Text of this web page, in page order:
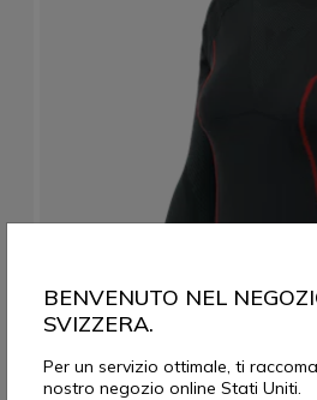
BENVENUTO NEL
SVIZZERA.
Per un servizio ottimale, ti
nostro negozio online Stati Uniti.